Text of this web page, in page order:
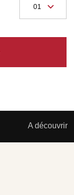
A découvrir